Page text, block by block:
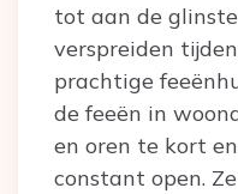
tot aan de
verspreiden
prachtige
de feeën in
en oren te kort
constant open.